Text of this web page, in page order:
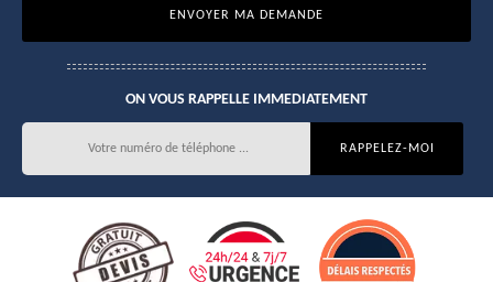
ON VOUS RAPPELLE IMMEDIATEMENT